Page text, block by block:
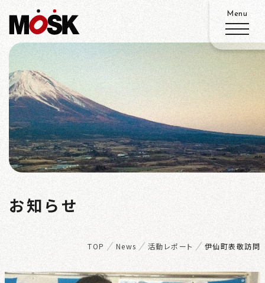
お知らせ
EWS
TOP News 活動レポート 伊仙町表敬訪問
ABOUT
SERVICE
WORKS
ADVANTAGE